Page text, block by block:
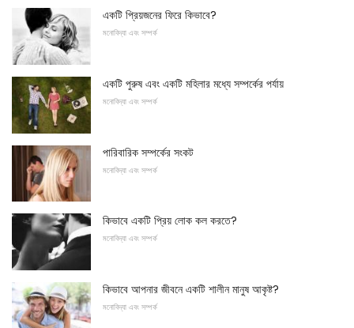
একটি প্রিয়জনের ফিরে কিভাবে?
মনোবিদ্যা এবং সম্পর্ক
একটি পুরুষ এবং একটি মহিলার মধ্যে সম্পর্কের পর্যায়
মনোবিদ্যা এবং সম্পর্ক
পারিবারিক সম্পর্কের সংকট
মনোবিদ্যা এবং সম্পর্ক
কিভাবে একটি প্রিয় লোক কল করতে?
মনোবিদ্যা এবং সম্পর্ক
কিভাবে আপনার জীবনে একটি শালীন মানুষ আকৃষ্ট?
মনোবিদ্যা এবং সম্পর্ক